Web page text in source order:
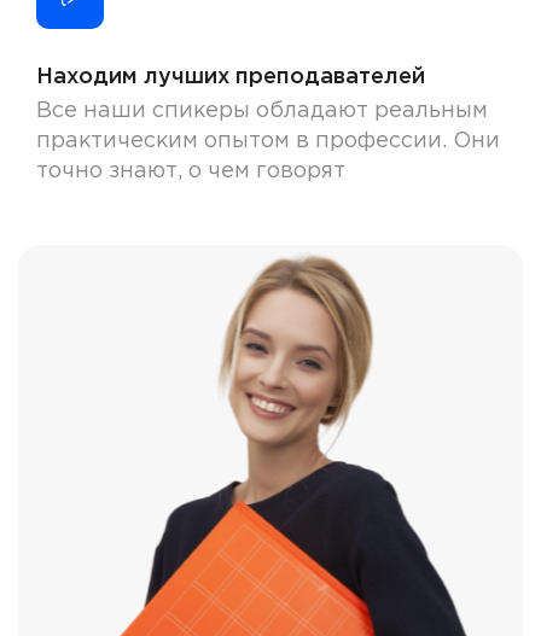
Находим лучших преподавателей
Все наши спикеры обладают реальным
практическим опытом в профессии. Они
точно знают, о чем говорят